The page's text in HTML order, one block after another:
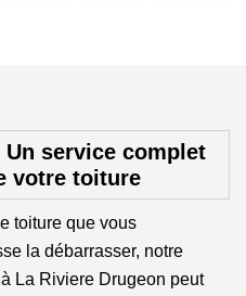
service complet
votre toiture
toiture que vous
la débarrasser, notre
La Riviere Drugeon peut